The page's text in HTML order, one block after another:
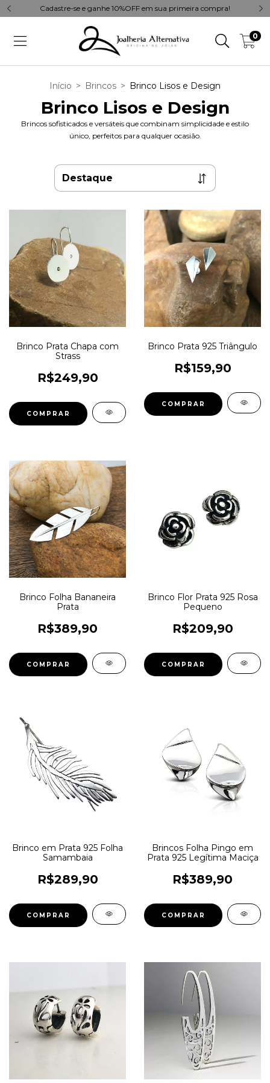
Cadastre-se e ganhe 10%OFF em sua primeira compra!
0
Início > Brincos > Brinco Lisos e Design
Brinco Lisos e Design
Brincos sofisticados e versáteis que combinam simplicidade e estilo
único, perfeitos para qualquer ocasião.
Brinco Prata Chapa com
Strass
R$249,90
Brinco Prata 925 Triângulo
R$159,90
Brinco Folha Bananeira
Prata
R$389,90
Brinco Flor Prata 925 Rosa
Pequeno
R$209,90
Brinco em Prata 925 Folha
Samambaia
R$289,90
Brincos Folha Pingo em
Prata 925 Legítima Maciça
R$389,90